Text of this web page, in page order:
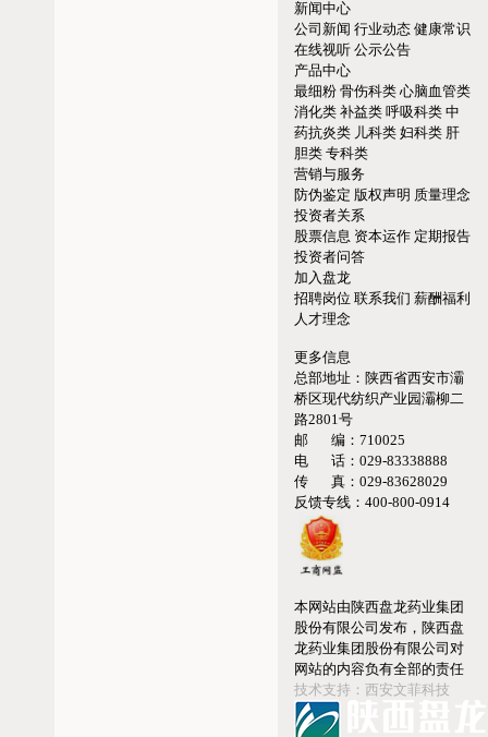
新闻中心
公司新闻 行业动态 健康常识
在线视听 公示公告
产品中心
最细粉 骨伤科类 心脑血管类
消化类 补益类 呼吸科类 中
药抗炎类 儿科类 妇科类 肝
胆类 专科类
营销与服务
防伪鉴定 版权声明 质量理念
投资者关系
股票信息 资本运作 定期报告
投资者问答
加入盘龙
招聘岗位 联系我们 薪酬福利
人才理念
更多信息
总部地址： 陕西省西安市灞
桥区现代纺织产业园灞柳二
路2801号
邮 编： 710025
电 话： 029-83338888
传 真： 029-83628029
反馈专线： 400-800-0914
本网站由陕西盘龙药业集团
股份有限公司发布，陕西盘
龙药业集团股份有限公司对
网站的内容负有全部的责任
技术支持：西安文菲科技